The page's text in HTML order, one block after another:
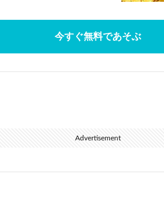
今すぐ無料であそぶ
Advertisement